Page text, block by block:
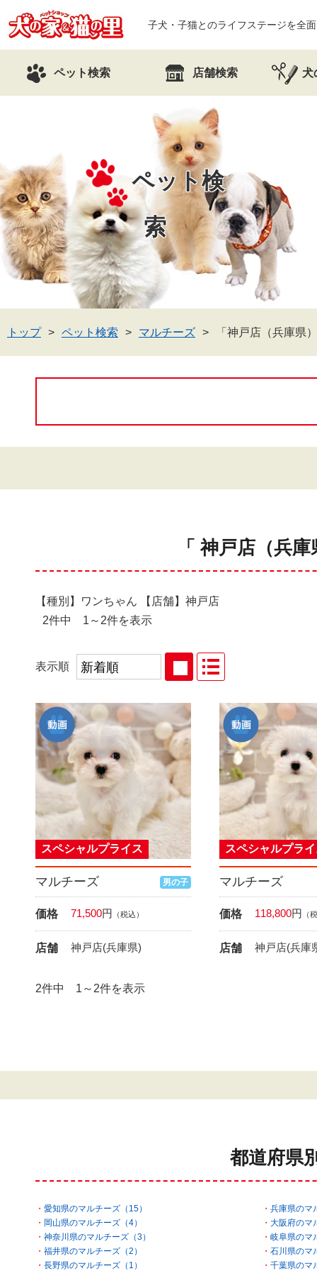
子犬・子猫とのライフステージを全
ペット検索 店舗検索 犬
ペット検
索
トップ ペット検索 マルチーズ 「神戸店（兵庫県
「 神戸店（兵
【種別】ワンちゃん 【店舗】神戸店
2件中 1～2件を表示
表示順
マルチーズ 男の子
スペシャルプライス
価格 71,500円 （税込）
店舗 神戸店(兵庫県)
マルチーズ
スペシャルプラ
価格 118,800円 （
店舗 神戸店(兵庫
2件中 1～2件を表示
都道府県
愛知県のマルチーズ（15）
兵庫県のマ
岡山県のマルチーズ（4）
大阪府のマ
神奈川県のマルチーズ（3）
岐阜県のマ
福井県のマルチーズ（2）
石川県のマ
長野県のマルチーズ（1）
千葉県のマ